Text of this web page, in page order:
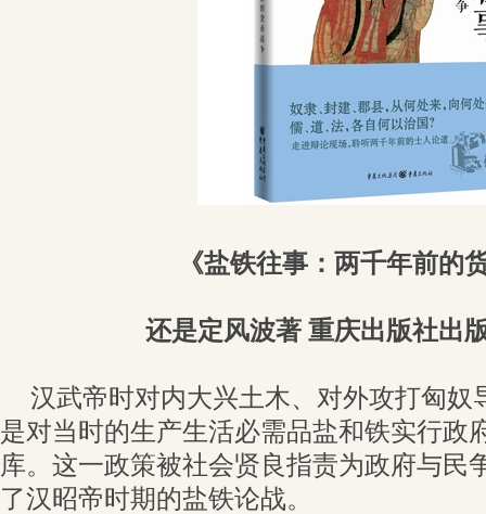
《盐铁往事：两千年前的
还是定风波著 重庆出版社出
汉武帝时对内大兴土木、对外攻打匈奴
是对当时的生产生活必需品盐和铁实行政
库。这一政策被社会贤良指责为政府与民
了汉昭帝时期的盐铁论战。